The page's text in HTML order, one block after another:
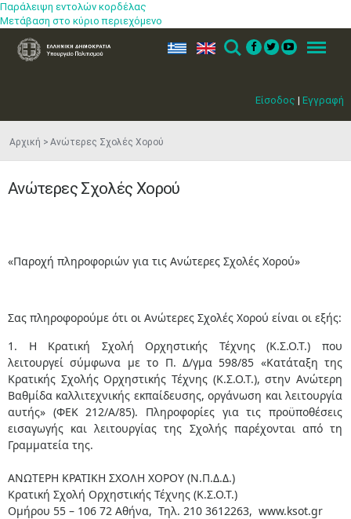
Παράλειψη εντολών κορδέλας
Μετάβαση στο κύριο περιεχόμενο
Είσοδος | Εγγραφή
ελ en Search Menu
Αρχική Ανώτερες Σχολές Χορού
Ανώτερες Σχολές Χορού
«Παροχή πληροφοριών για τις Ανώτερες Σχολές Χορού»
Σας πληροφορούμε ότι οι Ανώτερες Σχολές Χορού είναι οι εξής:
1. Η Κρατική Σχολή Ορχηστικής Τέχνης (Κ.Σ.Ο.Τ.) που
λειτουργεί σύμφωνα με το Π. Δ/γμα 598/85 «Κατάταξη της
Κρατικής Σχολής Ορχηστικής Τέχνης (Κ.Σ.Ο.Τ.), στην Ανώτερη
Βαθμίδα καλλιτεχνικής εκπαίδευσης, οργάνωση και λειτουργία
αυτής» (ΦΕΚ 212/Α/85). Πληροφορίες για τις προϋποθέσεις
εισαγωγής και λειτουργίας της Σχολής παρέχονται από τη
Γραμματεία της.
ΑΝΩΤΕΡΗ ΚΡΑΤΙΚΗ ΣΧΟΛΗ ΧΟΡΟΥ (Ν.Π.Δ.Δ.)
Κρατική Σχολή Ορχηστικής Τέχνης (Κ.Σ.Ο.Τ.)
Ομήρου 55 – 106 72 Αθήνα, Τηλ. 210 3612263, www.ksot.gr